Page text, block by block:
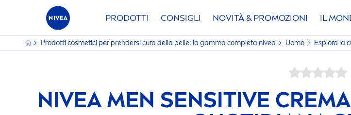
PRODOTTI CONSIGLI NOVITÀ & PROMOZIONI IL
Prodotti cosmetici per prendersi cura della pelle: la gamma completa nivea Uomo Esplora la
NIVEA MEN SENSITIVE